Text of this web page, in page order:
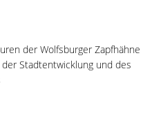
der Wolfsburger Zapfhähne
Stadtentwicklung und des